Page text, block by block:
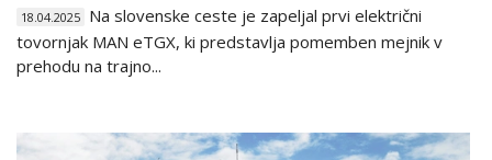
18.04.2025 Na slovenske ceste je zapeljal prvi električni
tovornjak MAN eTGX, ki predstavlja pomemben mejnik v
prehodu na trajno...